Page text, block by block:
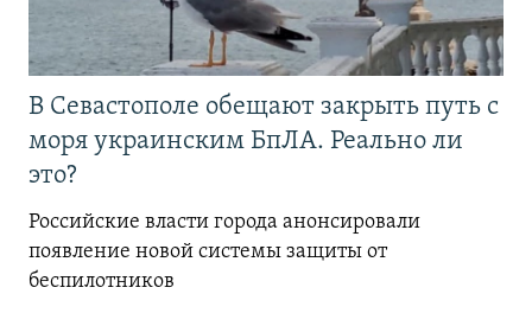
В Севастополе обещают закрыть путь с
моря украинским БпЛА. Реально ли
это?
Российские власти города анонсировали
появление новой системы защиты от
беспилотников